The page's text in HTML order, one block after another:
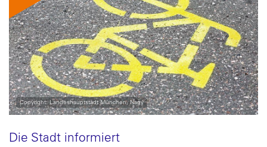
Die Stadt informiert
Copyright: Landeshauptstadt München, Nagy